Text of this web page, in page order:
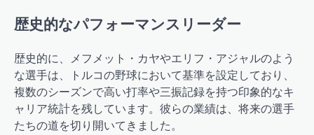
歴史的なパフォーマンスリーダー
歴史的に、メフメット・カヤやエリフ・アジャルのよう
な選手は、トルコの野球において基準を設定しており、
複数のシーズンで高い打率や三振記録を持つ印象的なキ
ャリア統計を残しています。彼らの業績は、将来の選手
たちの道を切り開いてきました。